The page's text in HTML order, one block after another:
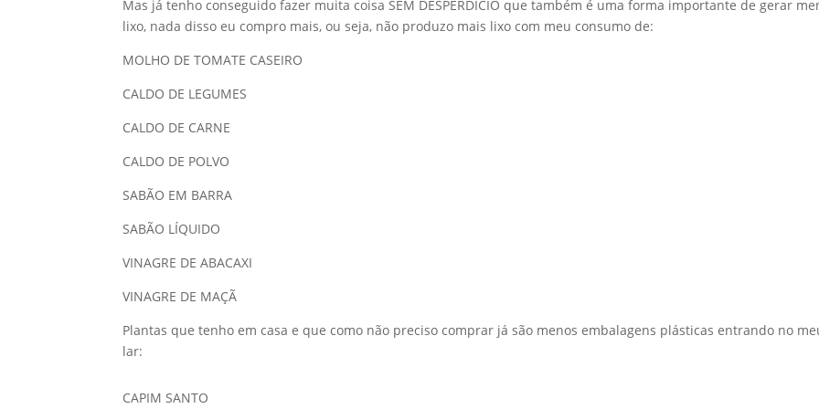
Mas já tenho conseguido fazer muita coisa SEM DESPERDÍCIO que também é uma forma importante de gerar
lixo, nada disso eu compro mais, ou seja, não produzo mais lixo com meu consumo de:
MOLHO DE TOMATE CASEIRO
CALDO DE LEGUMES
CALDO DE CARNE
CALDO DE POLVO
SABÃO EM BARRA
SABÃO LÍQUIDO
VINAGRE DE ABACAXI
VINAGRE DE MAÇÃ
Plantas que tenho em casa e que como não preciso comprar já são menos embalagens plásticas entrando no
lar:
CAPIM SANTO